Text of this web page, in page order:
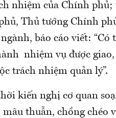
nhiệm của Chính
Thủ tướng Chính
báo cáo viết: “Có
nhiệm vụ được giao,
trách nhiệm quản lý”.
kiến nghị cơ quan
thuẫn, chồng chéo